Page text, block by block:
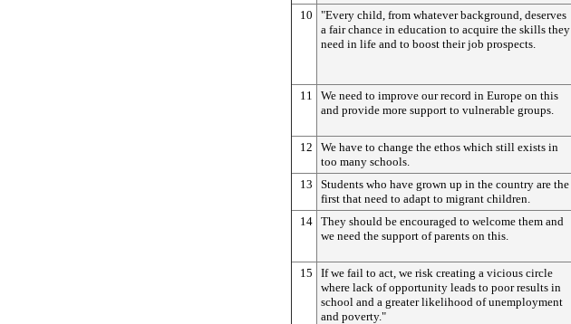
10
"Every child, from whatever background, deserves
a fair chance in education to acquire the skills they
need in life and to boost their job prospects.
11
We need to improve our record in Europe on this
and provide more support to vulnerable groups.
12
We have to change the ethos which still exists in
too many schools.
13
Students who have grown up in the country are the
first that need to adapt to migrant children.
14 They should be encouraged to welcome them and
we need the support of parents on this.
15
If we fail to act, we risk creating a vicious circle
where lack of opportunity leads to poor results in
school and a greater likelihood of unemployment
and poverty."